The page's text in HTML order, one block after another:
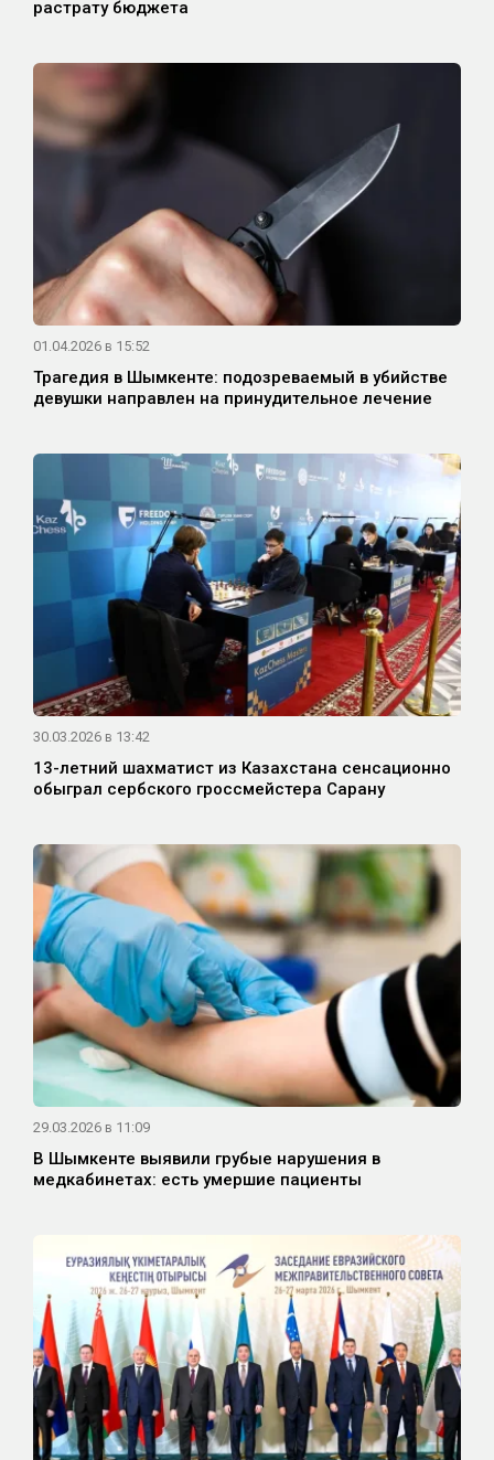
растрату бюджета
01.04.2026 в 15:52
Трагедия в Шымкенте: подозреваемый в убийстве
девушки направлен на принудительное лечение
30.03.2026 в 13:42
13-летний шахматист из Казахстана сенсационно
обыграл сербского гроссмейстера Сарану
29.03.2026 в 11:09
В Шымкенте выявили грубые нарушения в
медкабинетах: есть умершие пациенты